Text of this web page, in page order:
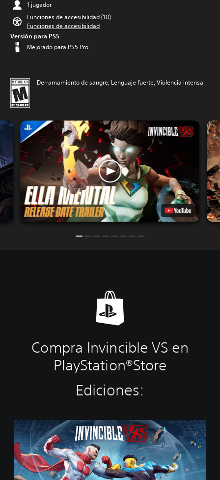
1 jugador
Funciones de accesibilidad (10)
Funciones de accesibilidad
Versión para PS5
Mejorado para PS5 Pro
Derramamiento de sangre, Lenguaje fuerte, Violencia intensa
Compra Invincible VS en
PlayStation®Store
Ediciones:
S
t
a
n
d